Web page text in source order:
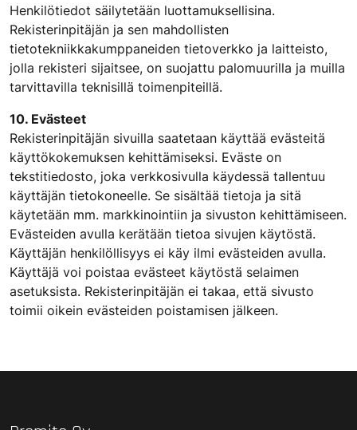
Henkilötiedot säilytetään luottamuksellisina.
Rekisterinpitäjän ja sen mahdollisten
tietotekniikkakumppaneiden tietoverkko ja laitteisto,
jolla rekisteri sijaitsee, on suojattu palomuurilla ja muilla
tarvittavilla teknisillä toimenpiteillä.
10. Evästeet
Rekisterinpitäjän sivuilla saatetaan käyttää evästeitä
käyttökokemuksen kehittämiseksi. Eväste on
tekstitiedosto, joka verkkosivulla käydessä tallentuu
käyttäjän tietokoneelle. Se sisältää tietoja ja sitä
käytetään mm. markkinointiin ja sivuston kehittämiseen.
Evästeiden avulla kerätään tietoa sivujen käytöstä.
Käyttäjän henkilöllisyys ei käy ilmi evästeiden avulla.
Käyttäjä voi poistaa evästeet käytöstä selaimen
asetuksista. Rekisterinpitäjän ei takaa, että sivusto
toimii oikein evästeiden poistamisen jälkeen.